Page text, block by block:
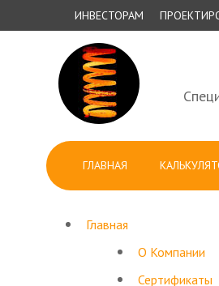
ИНВЕСТОРАМ
ГЛАВНАЯ
Главная
О Компании
Сертификаты